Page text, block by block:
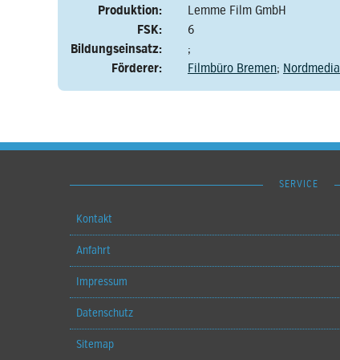
Produktion:
Lemme Film GmbH
FSK:
6
Bildungseinsatz:
;
Förderer:
Filmbüro Bremen; Nordmedia
SERVICE
Kontakt
Anfahrt
Impressum
Datenschutz
Sitemap